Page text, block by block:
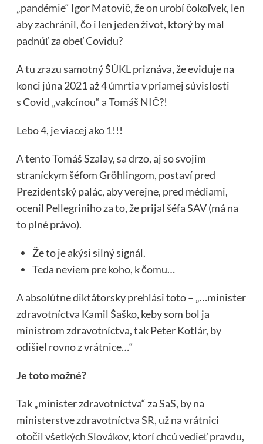
„pandémie“ Igor Matovič, že on urobí čokoľvek, len
aby zachránil, čo i len jeden život, ktorý by mal
padnúť za obeť Covidu?
A tu zrazu samotný ŠÚKL priznáva, že eviduje na
konci júna 2021 až 4 úmrtia v priamej súvislosti
s Covid „vakcínou“ a Tomáš NIČ?!
Lebo 4, je viacej ako 1!!!
A tento Tomáš Szalay, sa drzo, aj so svojim
straníckym šéfom Gröhlingom, postaví pred
Prezidentský palác, aby verejne, pred médiami,
ocenil Pellegriniho za to, že prijal šéfa SAV (má na
to plné právo).
Že to je akýsi silný signál.
Teda neviem pre koho, k čomu…
A absolútne diktátorsky prehlási toto – „…minister
zdravotníctva Kamil Šaško, keby som bol ja
ministrom zdravotníctva, tak Peter Kotlár, by
odišiel rovno z vrátnice…“
Je toto možné?
Tak „minister zdravotníctva“ za SaS, by na
ministerstve zdravotníctva SR, už na vrátnici
otočil všetkých Slovákov, ktorí chcú vedieť pravdu,